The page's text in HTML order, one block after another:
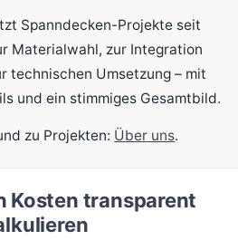
Spanndecken-Projekte seit
Materialwahl, zur Integration
technischen Umsetzung – mit
und ein stimmiges Gesamtbild.
zu Projekten: Über uns.
Kosten transparent